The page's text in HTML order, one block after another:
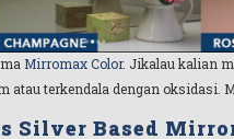
Mirromax Color. Jikalau kalian
terkendala dengan oksidasi.
Silver Based